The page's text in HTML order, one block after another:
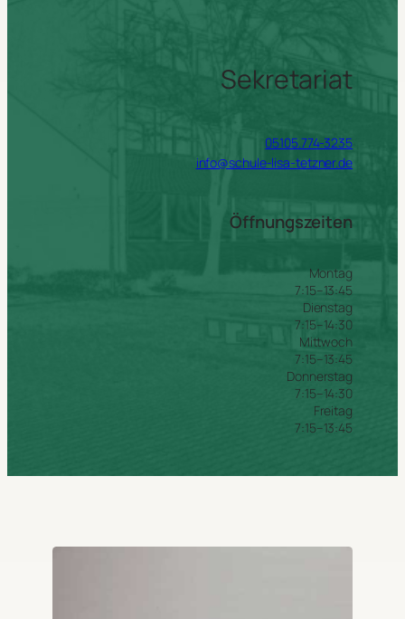
Sekretariat
05105.774-3235
info@schule-lisa-tetzner.de
Öffnungszeiten
Montag
7:15–13:45
Dienstag
7:15–14:30
Mittwoch
7:15–13:45
Donnerstag
7:15–14:30
Freitag
7:15–13:45